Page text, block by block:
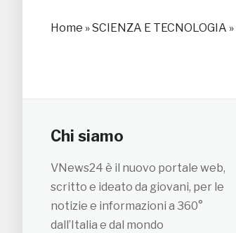
Home »SCIENZA E TECNOLOGIA »
Chi siamo
VNews24 è il nuovo portale web,
scritto e ideato da giovani, per le
notizie e informazioni a 360°
dall’Italia e dal mondo